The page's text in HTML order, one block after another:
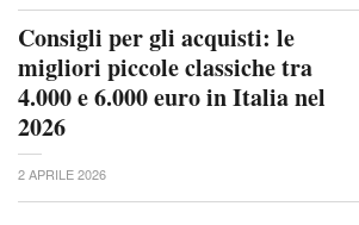
Consigli per gli acquisti: le
migliori piccole classiche tra
4.000 e 6.000 euro in Italia nel
2026
2 APRILE 2026